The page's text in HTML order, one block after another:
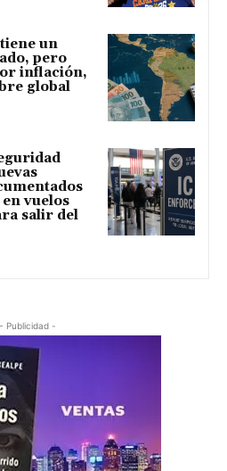
un
pero
inflación,
global
vuelos
salir del
- Publicidad -